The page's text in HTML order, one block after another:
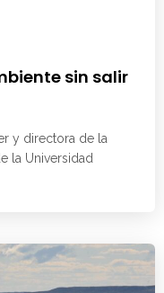
sin salir
y directora de la
la Universidad